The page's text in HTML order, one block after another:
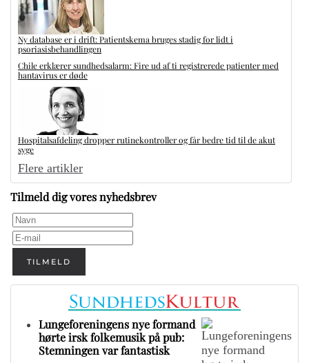
Ny database er i drift: Patientskema bruges stadig for lidt i
psoriasisbehandlingen
Chile erklærer sundhedsalarm: Fire ud af ti registrerede patienter med
hantavirus er døde
Hospitalsafdeling dropper rutinekontroller og får bedre tid til de akut
syge
Flere artikler
Tilmeld dig vores nyhedsbrev
TILMELD
Lungeforeningens nye formand
hørte irsk folkemusik på pub:
Stemningen var fantastisk